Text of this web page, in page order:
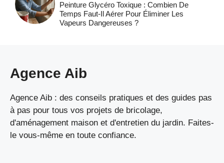
Peinture Glycéro Toxique : Combien De
Temps Faut-Il Aérer Pour Éliminer Les
Vapeurs Dangereuses ?
Agence Aib
Agence Aib : des conseils pratiques et des guides pas
à pas pour tous vos projets de bricolage,
d'aménagement maison et d'entretien du jardin. Faites-
le vous-même en toute confiance.